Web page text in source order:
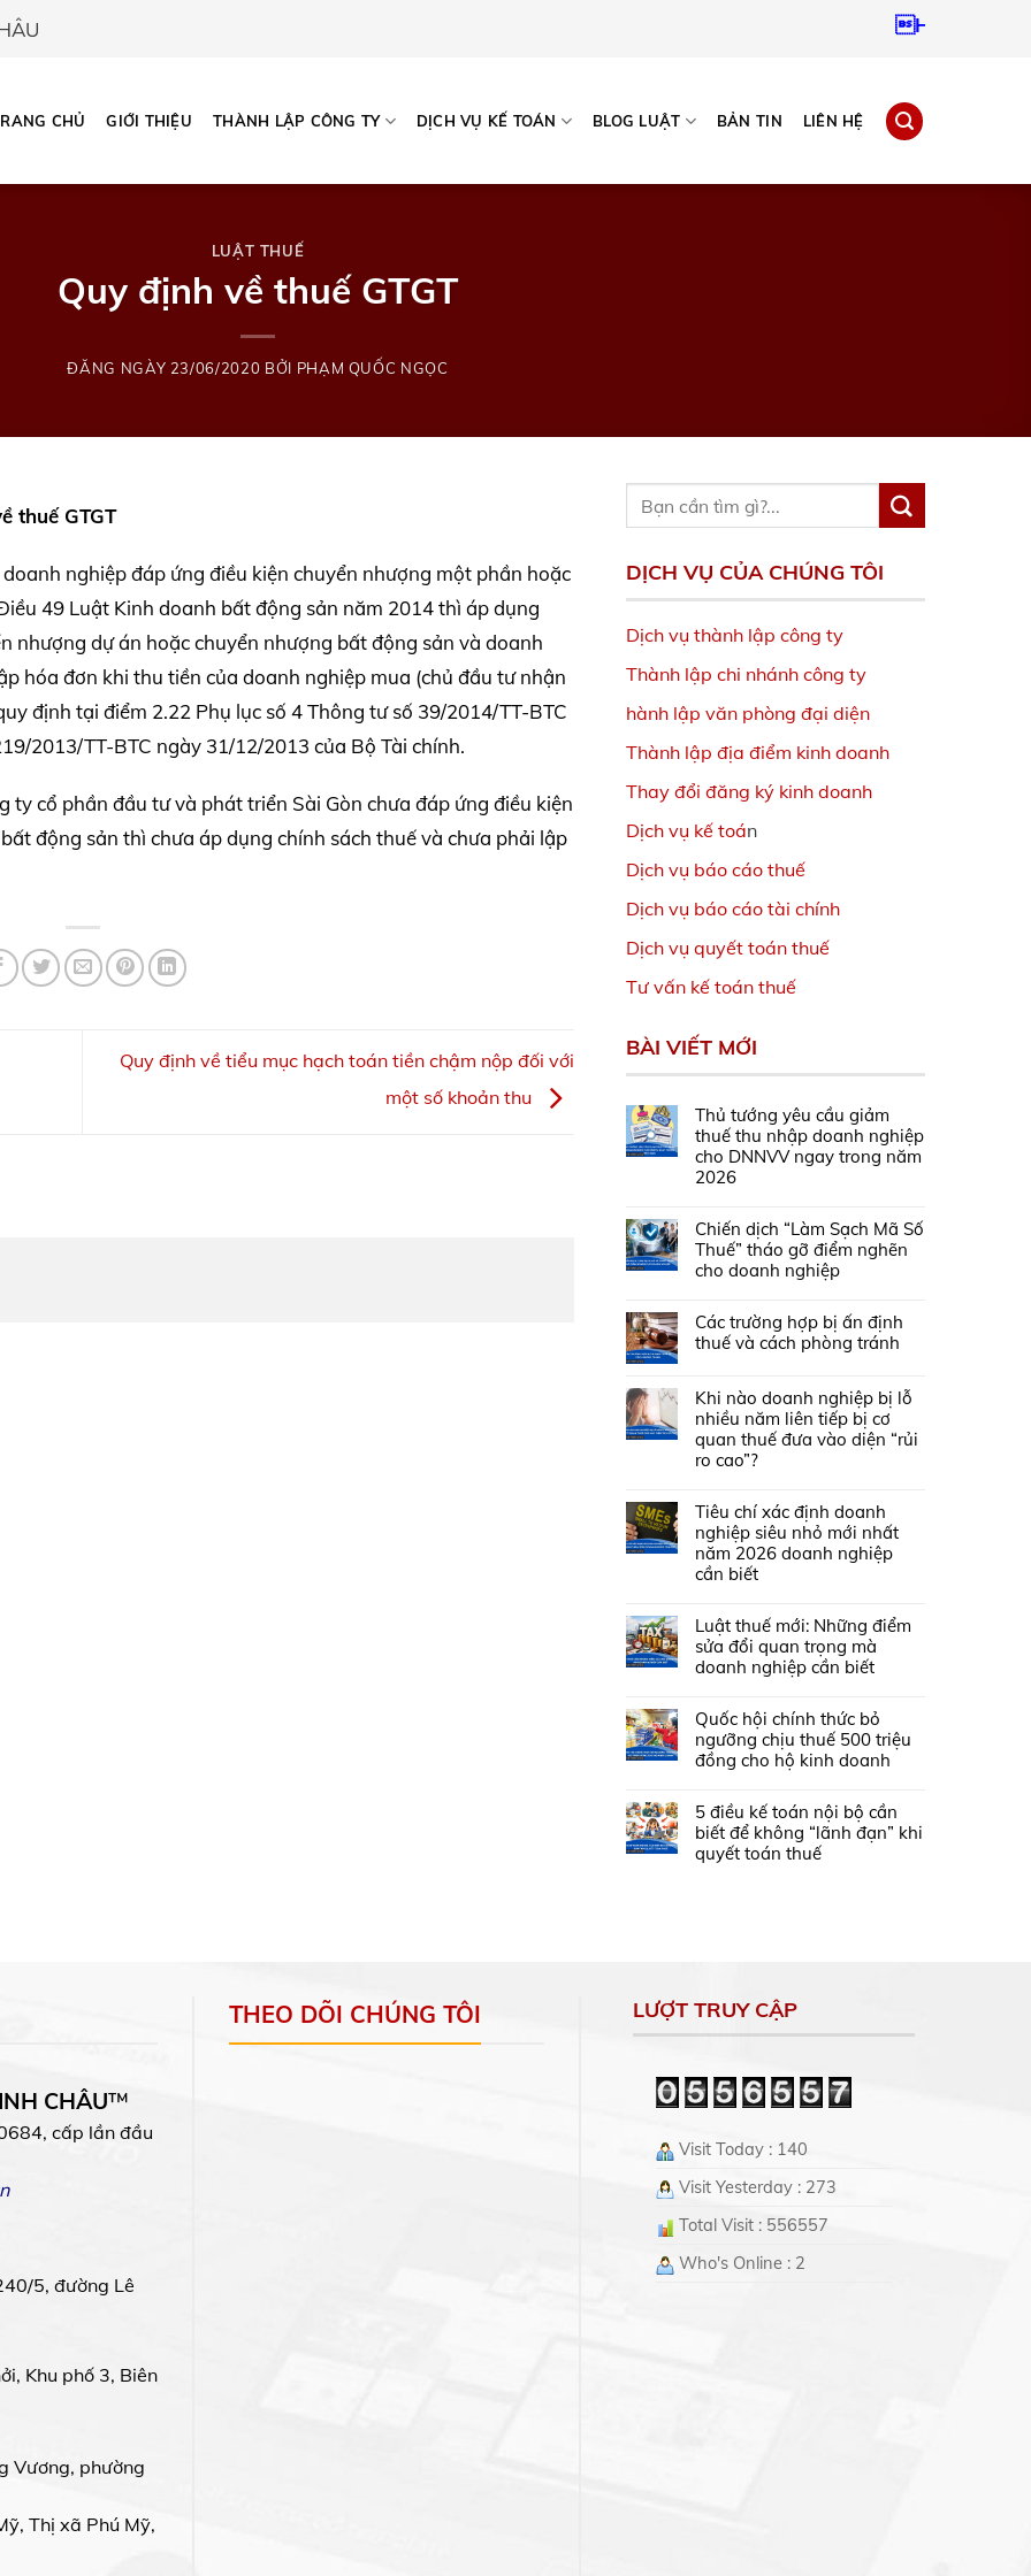
Hotline:
CHỦ GIỚI THIỆU THÀNH LẬP CÔNG TY DỊCH VỤ KẾ TOÁN BLOG LUẬT BẢN TIN LIÊN HỆ
LUẬT THUẾ
Quy định về thuế GTGT
ĐĂNG NGÀY 23/06/2020 BỞI PHẠM QUỐC NGỌC
thuế GTGT
nghiệp đáp ứng điều kiện chuyển nhượng một phần hoặc
49 Luật Kinh doanh bất động sản năm 2014 thì áp dụng
nhượng dự án hoặc chuyển nhượng bất động sản và doanh
hóa đơn khi thu tiền của doanh nghiệp mua (chủ đầu tư nhận
định tại điểm 2.22 Phụ lục số 4 Thông tư số 39/2014/TT-BTC
2013/TT-BTC ngày 31/12/2013 của Bộ Tài chính.
ty cổ phần đầu tư và phát triển Sài Gòn chưa đáp ứng điều kiện
động sản thì chưa áp dụng chính sách thuế và chưa phải lập
Quy định về tiểu mục hạch toán tiền chậm nộp đối với
một số khoản thu
DỊCH VỤ CỦA CHÚNG TÔI
Dịch vụ thành lập công ty
Thành lập chi nhánh công ty
hành lập văn phòng đại diện
Thành lập địa điểm kinh doanh
Thay đổi đăng ký kinh doanh
Dịch vụ kế toán
Dịch vụ báo cáo thuế
Dịch vụ báo cáo tài chính
Dịch vụ quyết toán thuế
Tư vấn kế toán thuế
BÀI VIẾT MỚI
Thủ tướng yêu cầu giảm
thuế thu nhập doanh nghiệp
cho DNNVV ngay trong năm
2026
Chiến dịch “Làm Sạch Mã Số
Thuế” tháo gỡ điểm nghẽn
cho doanh nghiệp
Các trường hợp bị ấn định
thuế và cách phòng tránh
Khi nào doanh nghiệp bị lỗ
nhiều năm liên tiếp bị cơ
quan thuế đưa vào diện “rủi
ro cao”?
Tiêu chí xác định doanh
nghiệp siêu nhỏ mới nhất
năm 2026 doanh nghiệp
cần biết
Luật thuế mới: Những điểm
sửa đổi quan trọng mà
doanh nghiệp cần biết
Quốc hội chính thức bỏ
ngưỡng chịu thuế 500 triệu
đồng cho hộ kinh doanh
5 điều kế toán nội bộ cần
biết để không “lãnh đạn” khi
quyết toán thuế
CHÂU™
cấp lần đầu
5, đường Lê
Khu phố 3, Biên
Vương, phường
Thị xã Phú Mỹ,
THEO DÕI CHÚNG TÔI LƯỢT TRUY CẬP
Visit Today : 140
Visit Yesterday : 273
Total Visit : 556557
Who's Online : 2